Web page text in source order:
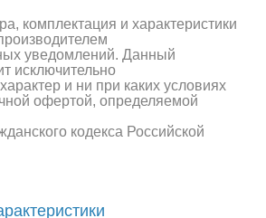
и блоки питания
для моделей
комплектация и характеристики
уведомлений. Данный
исключительно
и ни при каких условиях
офертой, определяемой
кодекса Российской